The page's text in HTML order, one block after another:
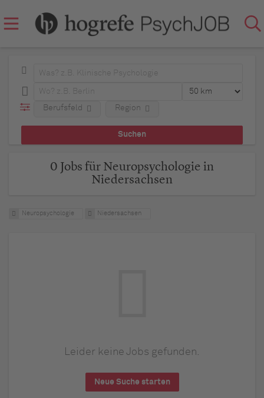
Berufsfeld Region
0 Jobs für Neuropsychologie in
Niedersachsen
Neuropsychologie Niedersachsen
Leider keine Jobs gefunden.
Neue Suche starten